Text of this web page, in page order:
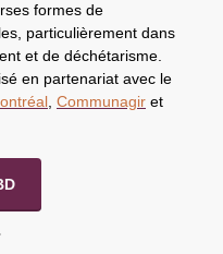
formes de
particulièrement dans
et de déchétarisme.
en partenariat avec le
Communagir et